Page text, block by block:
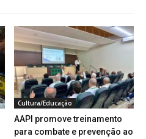
Cultura/Educação
AAPI promove treinamento
para combate e prevenção ao